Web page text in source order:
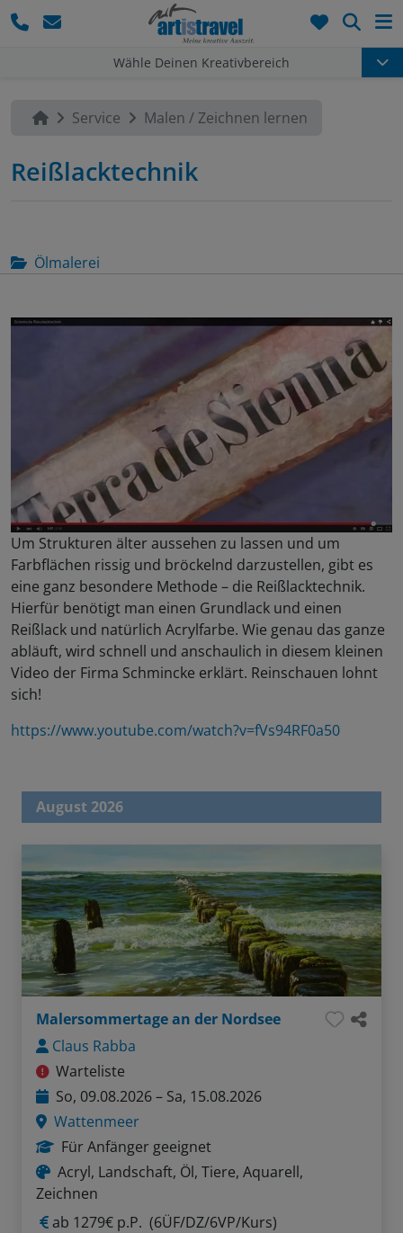
Wähle Deinen Kreativbereich
Service Malen / Zeichnen lernen
Reißlacktechnik
Ölmalerei
Um Strukturen älter aussehen zu lassen und um
Farbflächen rissig und bröckelnd darzustellen, gibt es
eine ganz besondere Methode – die Reißlacktechnik.
Hierfür benötigt man einen Grundlack und einen
Reißlack und natürlich Acrylfarbe. Wie genau das ganze
abläuft, wird schnell und anschaulich in diesem kleinen
Video der Firma Schmincke erklärt. Reinschauen lohnt
sich!
https://www.youtube.com/watch?v=fVs94RF0a50
August 2026
Malersommertage an der Nordsee
Claus Rabba
Warteliste
So, 09.08.2026 – Sa, 15.08.2026
Wattenmeer
Für Anfänger geeignet
Acryl, Landschaft, Öl, Tiere, Aquarell,
Zeichnen
ab 1279€ p.P. (6ÜF/DZ/6VP/Kurs)